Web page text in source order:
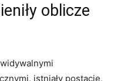
oblicze
istniały postacie,